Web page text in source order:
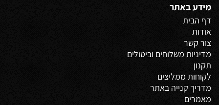
מידע באתר
דף הבית
אודות
צור קשר
מדיניות משלוחים וביטולים
תקנון
לקוחות ממליצים
מדריך קנייה באתר
מאמרים